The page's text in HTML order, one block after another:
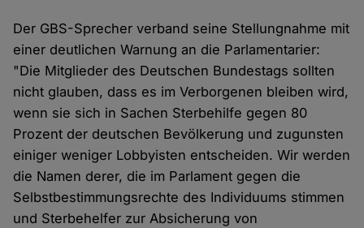
Der GBS-Sprecher verband seine Stellungnahme mit
einer deutlichen Warnung an die Parlamentarier:
"Die Mitglieder des Deutschen Bundestags sollten
nicht glauben, dass es im Verborgenen bleiben wird,
wenn sie sich in Sachen Sterbehilfe gegen 80
Prozent der deutschen Bevölkerung und zugunsten
einiger weniger Lobbyisten entscheiden. Wir werden
die Namen derer, die im Parlament gegen die
Selbstbestimmungsrechte des Individuums stimmen
und Sterbehelfer zur Absicherung von